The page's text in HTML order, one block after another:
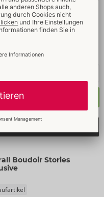
aus Lack
- ORION Brand
69,95 €
Boudoir Stories